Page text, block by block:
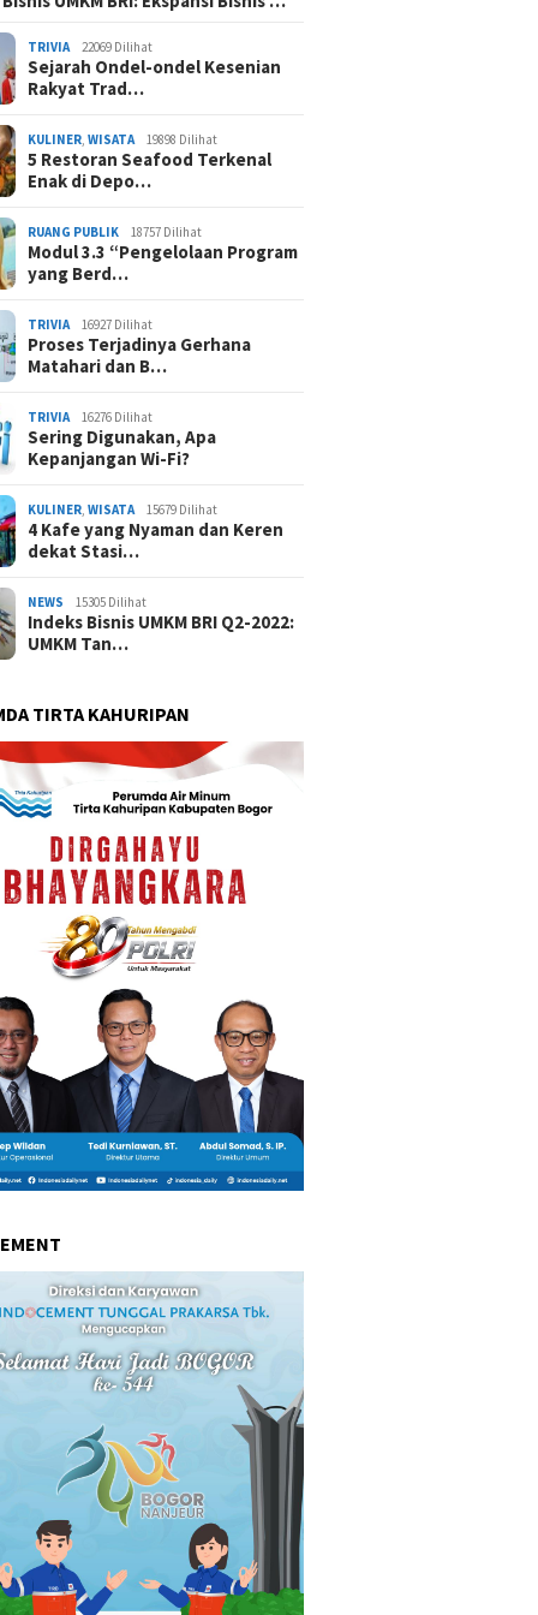
TRIVIA 22069 Dilihat
Sejarah Ondel-ondel Kesenian
Rakyat Trad…
KULINER ,WISATA 19898 Dilihat
5 Restoran Seafood Terkenal
Enak di Depo…
RUANG PUBLIK 18757 Dilihat
Modul 3.3 “Pengelolaan Program
yang Berd…
TRIVIA 16927 Dilihat
Proses Terjadinya Gerhana
Matahari dan B…
TRIVIA 16276 Dilihat
Sering Digunakan, Apa
Kepanjangan Wi-Fi?
KULINER ,WISATA 15679 Dilihat
4 Kafe yang Nyaman dan Keren
dekat Stasi…
NEWS 15305 Dilihat
Indeks Bisnis UMKM BRI Q2-2022:
UMKM Tan…
TIRTA KAHURIPAN